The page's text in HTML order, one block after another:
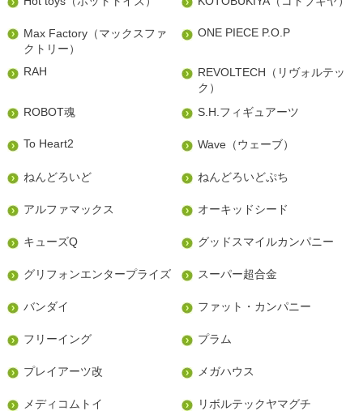
Max Factory（マックスファ
クトリー）
ONE PIECE P.O.P
RAH
REVOLTECH（リヴォルテッ
ク）
ROBOT魂
S.H.フィギュアーツ
To Heart2 Wave（ウェーブ）
ねんどろいど ねんどろいどぷち
アルファマックス オーキッドシード
キューズQ グッドスマイルカンパニー
グリフォンエンタープライズ スーパー超合金
バンダイ ファット・カンパニー
フリーイング プラム
プレイアーツ改 メガハウス
メディコムトイ リボルテックヤマグチ